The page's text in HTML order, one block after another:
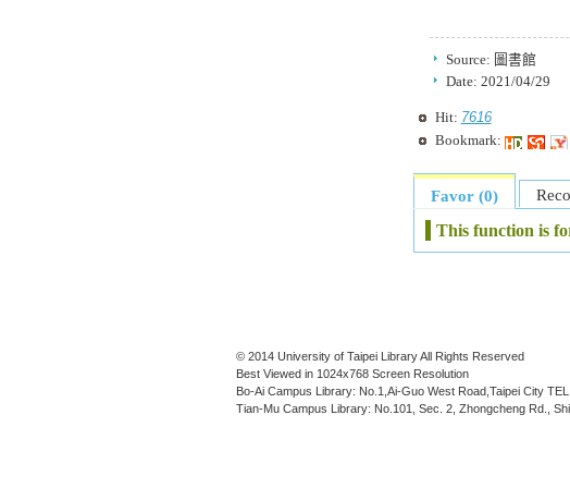
Source: 圖書館
Date: 2021/04/29
Hit: 7616
Bookmark:
Favor (0)
This function is
© 2014 University of Taipei Library All Rights Reserved
Best Viewed in 1024x768 Screen Resolution
Bo-Ai Campus Library: No.1,Ai-Guo West Road,Taipei City
Tian-Mu Campus Library: No.101, Sec. 2, Zhongcheng Rd.,